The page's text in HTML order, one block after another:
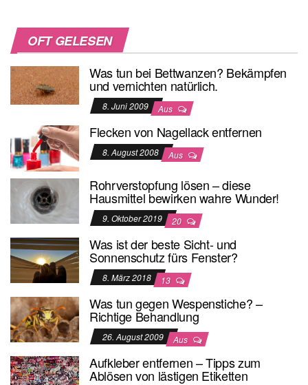
OFT GELESEN
Was tun bei Bettwanzen? Bekämpfen
und vernichten natürlich.
8. Juni 2009 Aus
Flecken von Nagellack entfernen
8. August 2008 Aus
Rohrverstopfung lösen – diese
Hausmittel bewirken wahre Wunder!
9. Oktober 2019 20
Was ist der beste Sicht- und
Sonnenschutz fürs Fenster?
8. März 2018 13
Was tun gegen Wespenstiche? –
Richtige Behandlung
26. August 2009 Aus
Aufkleber entfernen – Tipps zum
Ablösen von lästigen Etiketten